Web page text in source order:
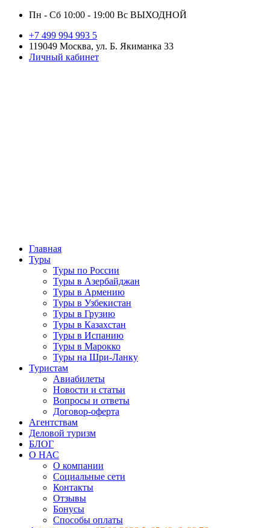
Пн - Сб 10:00 - 19:00 Вс ВЫХОДНОЙ
+7 499 994 993 5
119049 Москва, ул. Б. Якиманка 33
Личный кабинет
Главная
Туры
Туры по России
Туры в Азербайджан
Туры в Армению
Туры в Узбекистан
Туры в Грузию
Туры в Казахстан
Туры в Испанию
Туры в Марокко
Туры на Шри-Ланку
Туристам
Авиабилеты
Новости и статьи
Вопросы и ответы
Договор-оферта
Агентствам
Деловой туризм
БЛОГ
О НАС
О компании
Социальные сети
Контакты
Отзывы
Бонусы
Способы оплаты